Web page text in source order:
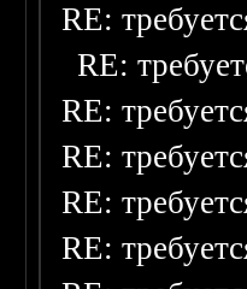
RE:
RE:
RE:
RE:
RE:
RE: